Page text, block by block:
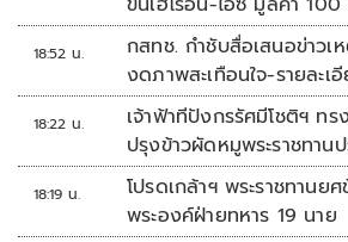
18:52 น.
กสทช. กำชับสื่อเสนอข่าวเ
งดภาพสะเทือนใจ-รายละเ
18:22 น.
เจ้าฟ้าทีปังกรรัศมีโชติฯ ทร
ปรุงข้าวผัดหมูพระราชทานป
18:19 น.
โปรดเกล้าฯ พระราชทานยศ
พระองค์ฝ่ายทหาร 19 นาย